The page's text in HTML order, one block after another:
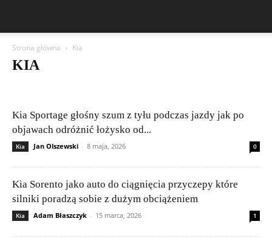
Strona główna Kia
KIA
Honda
Hyundai Jeep Kia Lamborghini Lexus
Maserati
Mazda
Mercedes-Benz Mitsubishi
Porsche
Publikacje czytelników
Subaru
Suzuki Tesla Toyota
Kia Sportage głośny szum z tyłu podczas jazdy jak po
objawach odróżnić łożysko od...
Kia Jan Olszewski - 8 maja, 2026 0
Kia Sorento jako auto do ciągnięcia przyczepy które
silniki poradzą sobie z dużym obciążeniem
Kia Adam Błaszczyk - 15 marca, 2026 1